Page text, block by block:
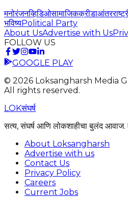
मनोरंजनव्हिडिओसामाजिकक्रीडा
भविष्यPolitical Party
About UsAdvertise with Us
FOLLOW US
GOOGLE PLAY
© 2026 Loksangharsh Media
All rights reserved.
LOKसंघर्ष
सत्य, संघर्ष आणि लोकशाहीचा बुलंद आवाज.
About Loksangharsh
Advertise with us
Contact Us
Privacy Policy
Careers
Current Jobs